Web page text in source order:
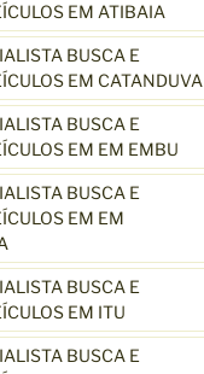
EM ATIBAIA
BUSCA E
EM CATANDUVA
BUSCA E
EM EM EMBU
BUSCA E
EM EM
BUSCA E
EM ITU
BUSCA E